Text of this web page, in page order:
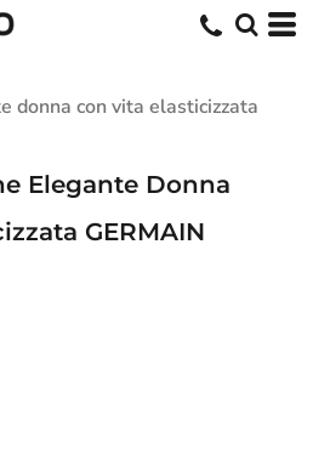
donna con vita elasticizzata
Elegante Donna
GERMAIN